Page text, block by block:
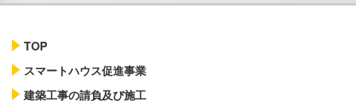
TOP
スマートハウス促進事業
建築工事の請負及び施工